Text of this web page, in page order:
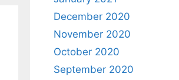
December 2020
November 2020
October 2020
September 2020